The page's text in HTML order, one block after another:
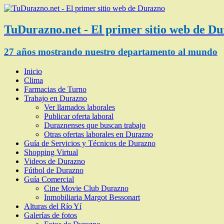
TuDurazno.net - El primer sitio web de
27 años mostrando nuestro departamento al mundo
Inicio
Clima
Farmacias de Turno
Trabajo en Durazno
Ver llamados laborales
Publicar oferta laboral
Duraznenses que buscan trabajo
Otras ofertas laborales en Durazno
Guía de Servicios y Técnicos de Durazno
Shopping Virtual
Videos de Durazno
Fútbol de Durazno
Guía Comercial
Cine Movie Club Durazno
Inmobiliaria Margot Bessonart
Alturas del Río Yí
Galerías de fotos